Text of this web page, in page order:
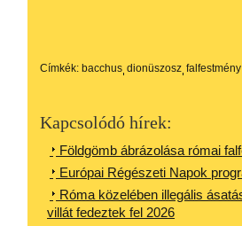
Címkék: bacchus dionüszosz falfestmény
Kapcsolódó hírek:
Földgömb ábrázolása római
Európai Régészeti Napok
Róma közelében illegális
villát fedeztek fel 2026